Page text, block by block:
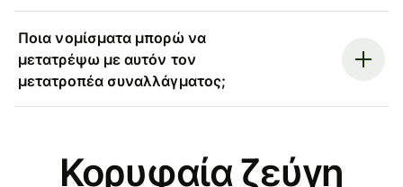
Ποια νομίσματα μπορώ να
μετατρέψω με αυτόν τον
μετατροπέα συναλλάγματος;
Κορυφαία ζεύγη